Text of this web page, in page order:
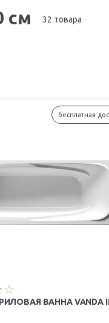
см 32 товара
бесплатная
ВАННА VANDA